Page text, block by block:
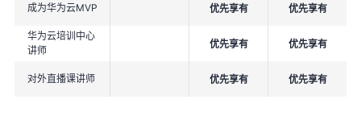
成为华为云MVP 优先享有 优先享有
华为云培训中心
讲师
优先享有 优先享有
对外直播课讲师 优先享有 优先享有